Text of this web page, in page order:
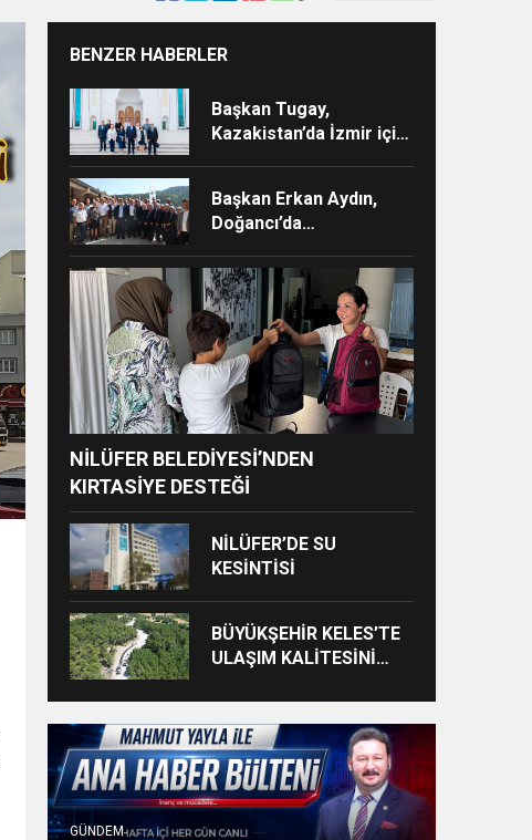
BENZER HABERLER
Başkan Tugay,
Kazakistan’da İzmir için
Başkan Erkan Aydın,
Doğancı’da
Taleplerini Yerinde
Dinledi
NİLÜFER BELEDİYESİ’NDEN
KIRTASİYE DESTEĞİ
NİLÜFER’DE SU
KESİNTİSİ
BÜYÜKŞEHİR KELES’TE
ULAŞIM KALİTESİNİ
GÜNDEM